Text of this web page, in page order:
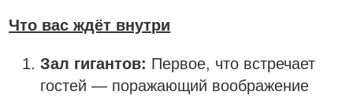
Что вас ждёт внутри
Зал гигантов: Первое, что встречает
гостей — поражающий воображение